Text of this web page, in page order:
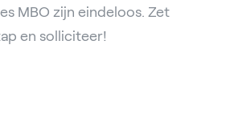
MBO zijn eindeloos. Zet
en solliciteer!